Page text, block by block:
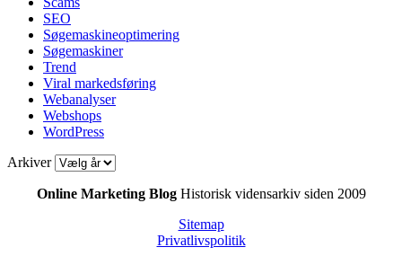
SEO
Søgemaskineoptimering
Søgemaskiner
Trend
Viral markedsføring
Webanalyser
Webshops
WordPress
Arkiver
Online Marketing BlogHistorisk vidensarkiv siden 2009
Sitemap
Privatlivspolitik